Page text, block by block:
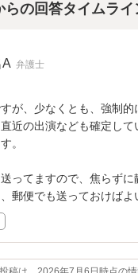
らの回答タイムライ
A 弁護士
が、少なくとも、強制的
近の出演なども確定し
。
ってますので、焦らずに
郵便でも送っておけばよ